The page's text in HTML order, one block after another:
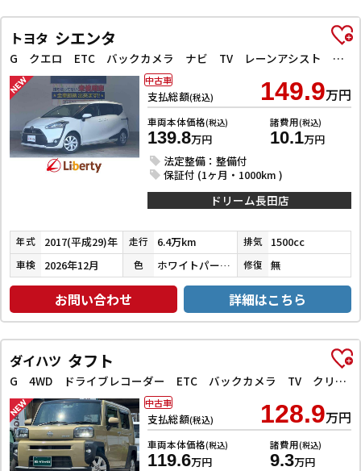
トヨタ シエンタ
G クエロ ETC バックカメラ ナビ TV レーンアシスト 衝突被害軽減システム 両側電動スライドドア オートマチックハイビーム オートライト LEDヘッドランプ スマートキー アイドリングストップ
支払総額(税込) 149.9万円
車両本体価格(税込)
139.8万円
諸費用(税込)
10.1万円
法定整備：整備付
保証付 (1ヶ月・1000km )
中古車
ドリーム長田店
年式 2017(平成29)年 走行 6.4万km 排気 1500cc
車検 2026年12月 色 ホワイトパールクリスタルシャイン 修復 無
お問い合わせ 詳細はこちら
ダイハツ タフト
G 4WD ドライブレコーダー ETC バックカメラ TV クリアランスソナー レーンアシスト 衝突被害軽減システム オートライト LEDヘッドランプ ヘッドライトウォッシャー スマートキー
支払総額(税込) 128.9万円
車両本体価格(税込)
119.6万円
諸費用(税込)
9.3万円
中古車